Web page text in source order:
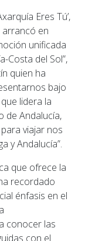
Eres Tú’,
en
unificada
Costa del Sol”,
quien ha
bajo
lidera la
de Andalucía,
viajar nos
y Andalucía”.
que ofrece la
recordado
énfasis en el
conocer las
con el